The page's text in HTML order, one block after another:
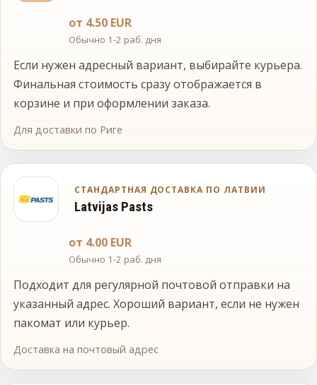
от 4.50 EUR
Обычно 1-2 раб. дня
Если нужен адресный вариант, выбирайте курьера.
Финальная стоимость сразу отображается в
корзине и при оформлении заказа.
Для доставки по Риге
СТАНДАРТНАЯ ДОСТАВКА ПО ЛАТВИИ
Latvijas Pasts
от 4.00 EUR
Обычно 1-2 раб. дня
Подходит для регулярной почтовой отправки на
указанный адрес. Хороший вариант, если не нужен
пакомат или курьер.
Доставка на почтовый адрес